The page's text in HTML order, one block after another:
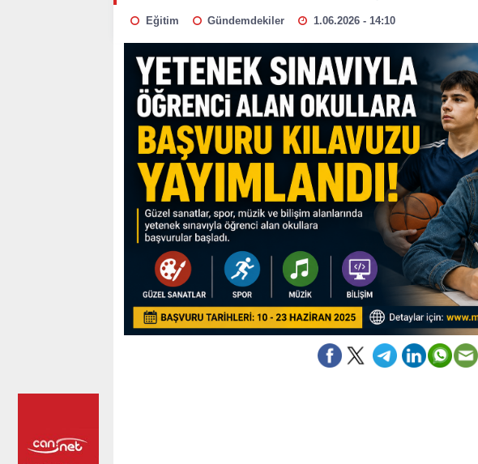
Eğitim Gündemdekiler 1.06.2026 - 14:10